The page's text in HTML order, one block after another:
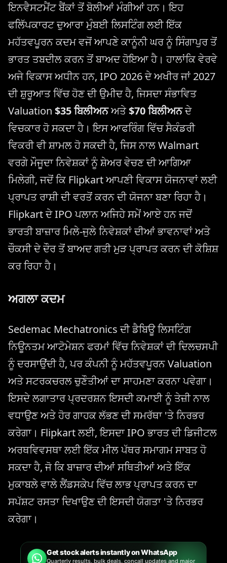
ਇਨਵੈਸਟਮੈਂਟ ਬੈਂਕਾਂ ਤੋਂ ਬੋਲੀਆਂ ਮੰਗੀਆਂ ਹਨ। ਇਹ
ਫਲਿੱਪਕਾਰਟ ਦੁਆਰਾ ਮੁੰਬਈ ਲਿਸਟਿੰਗ ਲਈ ਇੱਕ
ਮਹੱਤਵਪੂਰਨ ਕਦਮ ਵਜੋਂ ਆਪਣੇ ਕਾਨੂੰਨੀ ਘਰ ਨੂੰ ਸਿੰਗਾਪੁਰ ਤੋਂ
ਭਾਰਤ ਤਬਦੀਲ ਕਰਨ ਤੋਂ ਬਾਅਦ ਹੋਇਆ ਹੈ। ਹਾਲਾਂਕਿ ਵੇਰਵੇ
ਅਜੇ ਵਿਕਾਸ ਅਧੀਨ ਹਨ, IPO 2026 ਦੇ ਅਖੀਰ ਜਾਂ 2027
ਦੀ ਸ਼ੁਰੂਆਤ ਵਿੱਚ ਹੋਣ ਦੀ ਉਮੀਦ ਹੈ, ਜਿਸਦਾ ਸੰਭਾਵਿਤ
Valuation $35 ਬਿਲੀਅਨਅਤੇ$70 ਬਿਲੀਅਨਦੇ
ਵਿਚਕਾਰ ਹੋ ਸਕਦਾ ਹੈ। ਇਸ ਆਫਰਿੰਗ ਵਿੱਚ ਸੈਕੰਡਰੀ
ਵਿਕਰੀ ਵੀ ਸ਼ਾਮਲ ਹੋ ਸਕਦੀ ਹੈ, ਜਿਸ ਨਾਲ Walmart
ਵਰਗੇ ਮੌਜੂਦਾ ਨਿਵੇਸ਼ਕਾਂ ਨੂੰ ਸ਼ੇਅਰ ਵੇਚਣ ਦੀ ਆਗਿਆ
ਮਿਲੇਗੀ, ਜਦੋਂ ਕਿ Flipkart ਆਪਣੀ ਵਿਕਾਸ ਯੋਜਨਾਵਾਂ ਲਈ
ਪ੍ਰਾਪਤ ਰਾਸ਼ੀ ਦੀ ਵਰਤੋਂ ਕਰਨ ਦੀ ਯੋਜਨਾ ਬਣਾ ਰਿਹਾ ਹੈ।
Flipkart ਦੇ IPO ਪਲਾਨ ਅਜਿਹੇ ਸਮੇਂ ਆਏ ਹਨ ਜਦੋਂ
ਭਾਰਤੀ ਬਾਜ਼ਾਰ ਮਿਲੇ-ਜੁਲੇ ਨਿਵੇਸ਼ਕਾਂ ਦੀਆਂ ਭਾਵਨਾਵਾਂ ਅਤੇ
ਚੌਕਸੀ ਦੇ ਦੌਰ ਤੋਂ ਬਾਅਦ ਗਤੀ ਮੁੜ ਪ੍ਰਾਪਤ ਕਰਨ ਦੀ ਕੋਸ਼ਿਸ਼
ਕਰ ਰਿਹਾ ਹੈ।
ਅਗਲਾ ਕਦਮ
Sedemac Mechatronics ਦੀ ਡੈਬਿਊ ਲਿਸਟਿੰਗ
ਨਿਊਨਤਮ ਆਟੋਮੇਸ਼ਨ ਫਰਮਾਂ ਵਿੱਚ ਨਿਵੇਸ਼ਕਾਂ ਦੀ ਦਿਲਚਸਪੀ
ਨੂੰ ਦਰਸਾਉਂਦੀ ਹੈ, ਪਰ ਕੰਪਨੀ ਨੂੰ ਮਹੱਤਵਪੂਰਨ Valuation
ਅਤੇ ਸਟਰਕਚਰਲ ਚੁਣੌਤੀਆਂ ਦਾ ਸਾਹਮਣਾ ਕਰਨਾ ਪਵੇਗਾ।
ਇਸਦੇ ਲਗਾਤਾਰ ਪ੍ਰਦਰਸ਼ਨ ਇਸਦੀ ਕਮਾਈ ਨੂੰ ਤੇਜ਼ੀ ਨਾਲ
ਵਧਾਉਣ ਅਤੇ ਹੋਰ ਗਾਹਕ ਲੱਭਣ ਦੀ ਸਮਰੱਥਾ 'ਤੇ ਨਿਰਭਰ
ਕਰੇਗਾ। Flipkart ਲਈ, ਇਸਦਾ IPO ਭਾਰਤ ਦੀ ਡਿਜੀਟਲ
ਅਰਥਵਿਵਸਥਾ ਲਈ ਇੱਕ ਮੀਲ ਪੱਥਰ ਸਮਾਗਮ ਸਾਬਤ ਹੋ
ਸਕਦਾ ਹੈ, ਜੋ ਕਿ ਬਾਜ਼ਾਰ ਦੀਆਂ ਸਥਿਤੀਆਂ ਅਤੇ ਇੱਕ
ਮੁਕਾਬਲੇ ਵਾਲੇ ਲੈਂਡਸਕੇਪ ਵਿੱਚ ਲਾਭ ਪ੍ਰਾਪਤ ਕਰਨ ਦਾ
ਸਪੱਸ਼ਟ ਰਸਤਾ ਦਿਖਾਉਣ ਦੀ ਇਸਦੀ ਯੋਗਤਾ 'ਤੇ ਨਿਰਭਰ
ਕਰੇਗਾ।
Get stock alerts instantly on WhatsApp
Quarterly results, bulk deals, concall updates and major